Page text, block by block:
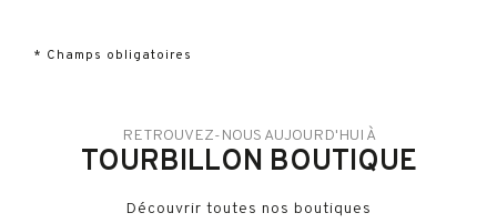
* Champs obligatoires
RETROUVEZ-NOUS AUJOURD'HUI À
TOURBILLON BOUTIQUE
Découvrir toutes nos boutiques